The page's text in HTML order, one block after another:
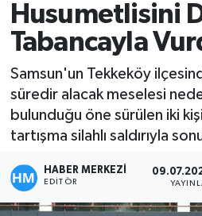
Husumetlisini
Tabancayla
Samsun'un Tekkeköy
süredir alacak meselesi
bulunduğu öne sürülen iki kişi
tartışma silahlı saldırıyla
HABER MERKEZİ
EDITÖR